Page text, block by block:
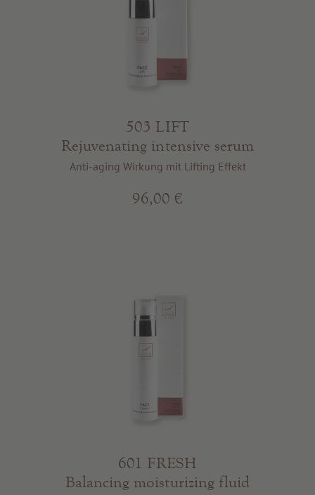
503 LIFT
Rejuvenating intensive serum
Anti-aging Wirkung mit Lifting Effekt
96,00 €
601 FRESH
Balancing moisturizing fluid